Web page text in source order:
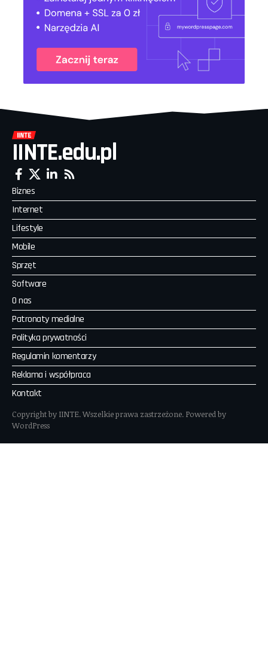
IINTE.edu.pl
Biznes
Internet
Lifestyle
Mobile
Sprzęt
Software
O nas
Patronaty medialne
Polityka prywatności
Regulamin komentarzy
Reklama i współpraca
Kontakt
Copyright by IINTE. Wszelkie prawa zastrzeżone. Powered by
WordPress